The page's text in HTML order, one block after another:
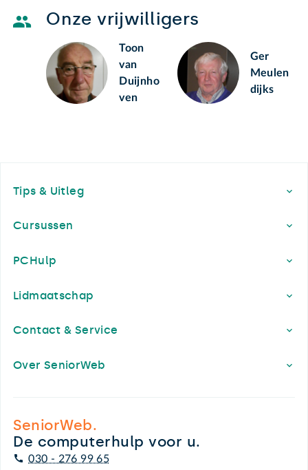
Onze vrijwilligers
Toon
van
Duijnho
ven
Ger
Meulen
dijks
Tips & Uitleg
Cursussen
PCHulp
Lidmaatschap
Contact & Service
Over SeniorWeb
SeniorWeb.
De computerhulp voor u.
030 - 276 99 65